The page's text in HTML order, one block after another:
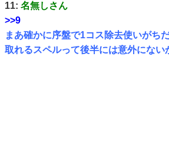
11: 名無しさん
>>9
まあ確かに序盤で1コス除去使いがち
取れるスペルって後半には意外にな